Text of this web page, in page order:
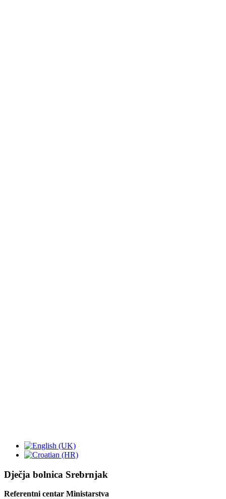
Dječja bolnica Srebrnjak
Referentni centar Ministarstva